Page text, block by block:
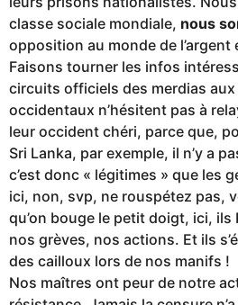
classe sociale mondiale, nous
opposition au monde de
Faisons tourner les infos
circuits officiels des merdias
occidentaux n’hésitent pas à
leur occident chéri, parce que,
Sri Lanka, par exemple, il n’y a
c’est donc « légitimes » que les
ici, non, svp, ne rouspétez pas,
qu’on bouge le petit doigt, ici,
nos grèves, nos actions. Et ils
des cailloux lors de nos manifs !
Nos maîtres ont peur de notre